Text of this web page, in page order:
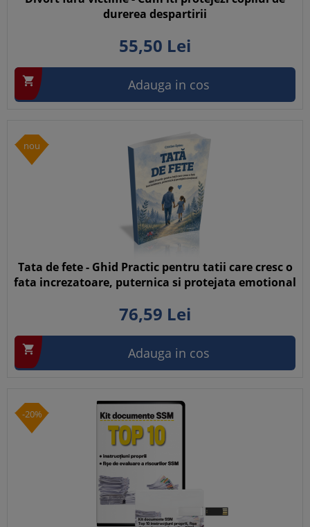
durerea despartirii
55,50 Lei
 Adauga in cos
nou
Tata de fete - Ghid Practic pentru tatii care cresc o
fata increzatoare, puternica si protejata emotional
76,59 Lei
 Adauga in cos
-20%